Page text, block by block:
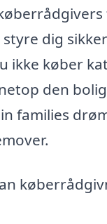
dig
ikke køber
den
families